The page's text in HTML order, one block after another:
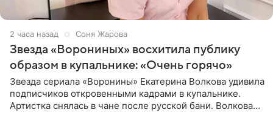
2 часа назад Соня Жарова
Звезда «Ворониных» восхитила публику
образом в купальнике: «Очень горячо»
Звезда сериала «Воронины» Екатерина Волкова удивила
подписчиков откровенными кадрами в купальнике.
Артистка снялась в чане после русской бани. Волкова